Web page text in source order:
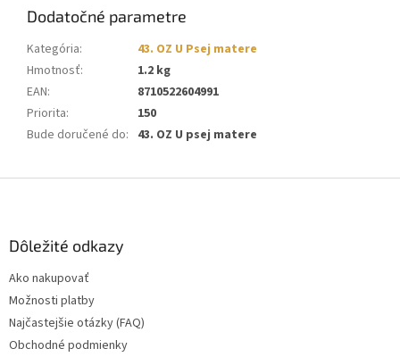
Dodatočné parametre
Kategória:
43. OZ U Psej matere
Hmotnosť:
1.2 kg
EAN:
8710522604991
Priorita:
150
Bude doručené do: 43. OZ U psej matere
Dôležité odkazy
Ako nakupovať
Možnosti platby
Najčastejšie otázky (FAQ)
Obchodné podmienky